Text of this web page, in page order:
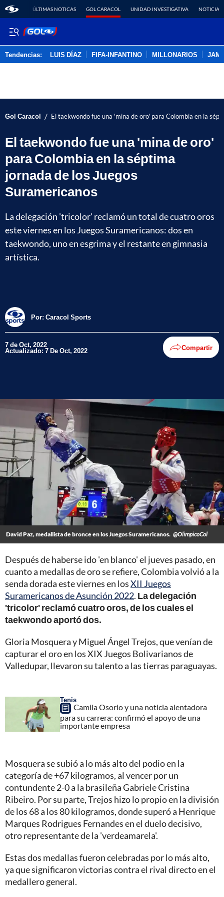
ÚLTIMAS NOTICAS GOL CARACOL UNIDAD INVESTIGATIVA NOTICIAS
Tendencias: LUIS DÍAZ FIFA-INFANTINO MILLONARIOS
Gol Caracol / El taekwondo fue una 'mina de oro' para Colombia en la
El taekwondo fue una 'mina de oro'
para Colombia en la séptima
jornada de los Juegos
Suramericanos
La delegación 'tricolor' reclamó un total de cuatro oros
este viernes en los Juegos Suramericanos: dos en
taekwondo, uno en esgrima y el restante en gimnasia
artística.
Por: Caracol Sports
7 de Oct, 2022
Actualizado: 7 De Oct, 2022 Compartir
David Paz, medallista de bronce en los Juegos Suramericanos. @OlimpicoCol
Después de haberse ido 'en blanco' el jueves pasado, en
cuanto a medallas de oro se refiere, Colombia volvió a la
senda dorada este viernes en losXII Juegos
Suramericanos de Asunción 2022. La delegación
'tricolor' reclamó cuatro oros, de los cuales el
taekwondo aportó dos.
Gloria Mosquera y Miguel Ángel Trejos, que venían de
capturar el oro en los XIX Juegos Bolivarianos de
Valledupar, llevaron su talento a las tierras paraguayas.
Tenis
Camila Osorio y una noticia alentadora
para su carrera: confirmó el apoyo de una
importante empresa
Mosquera se subió a lo más alto del podio en la
categoría de +67 kilogramos, al vencer por un
contundente 2-0 a la brasileña Gabriele Cristina
Ribeiro. Por su parte, Trejos hizo lo propio en la división
de los 68 a los 80 kilogramos, donde superó a Henrique
Marques Rodrigues Fernandes en el duelo decisivo,
otro representante de la 'verdeamarela'.
Estas dos medallas fueron celebradas por lo más alto,
ya que significaron victorias contra el rival directo en el
medallero general.